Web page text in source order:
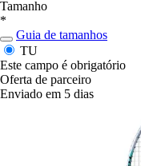
Tamanho
*
Guia de tamanhos
TU
Este campo é obrigatório
Oferta de parceiro
Enviado em 5 dias